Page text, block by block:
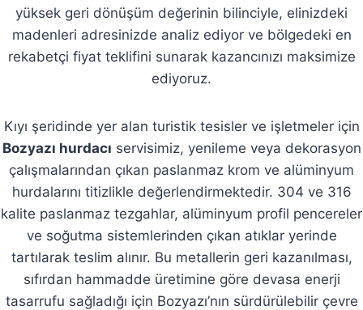
yüksek geri dönüşüm değerinin bilinciyle, elinizdeki
madenleri adresinizde analiz ediyor ve bölgedeki en
rekabetçi fiyat teklifini sunarak kazancınızı maksimize
ediyoruz.
Kıyı şeridinde yer alan turistik tesisler ve işletmeler için
Bozyazı hurdacı servisimiz, yenileme veya dekorasyon
çalışmalarından çıkan paslanmaz krom ve alüminyum
hurdalarını titizlikle değerlendirmektedir. 304 ve 316
kalite paslanmaz tezgahlar, alüminyum profil pencereler
ve soğutma sistemlerinden çıkan atıklar yerinde
tartılarak teslim alınır. Bu metallerin geri kazanılması,
sıfırdan hammadde üretimine göre devasa enerji
tasarrufu sağladığı için Bozyazı’nın sürdürülebilir çevre